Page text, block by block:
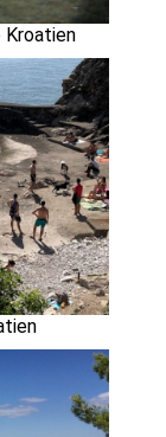
Kroatien